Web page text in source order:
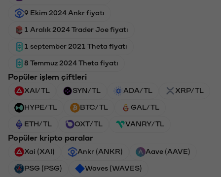
9 Ekim 2024 Ankr fiyatı
1 Aralık 2024 Trader Joe fiyatı
1 september 2021 Theta fiyatı
8 Temmuz 2024 Theta fiyatı
Popüler işlem çiftleri
XAI/TL SYN/TL ADA/TL XRP/TL
HYPE/TL BTC/TL GAL/TL
ETH/TL OXT/TL VANRY/TL
Popüler kripto paralar
Xai (XAI) Ankr (ANKR) Aave (AAVE)
PSG (PSG) Waves (WAVES)